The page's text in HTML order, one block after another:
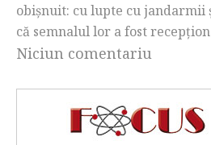
obișnuit: cu lupte cu jandarmii
că semnalul lor a fost
Niciun comentariu